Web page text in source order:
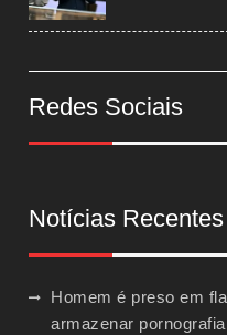
Redes Sociais
Notícias Recentes
Homem é preso em
armazenar